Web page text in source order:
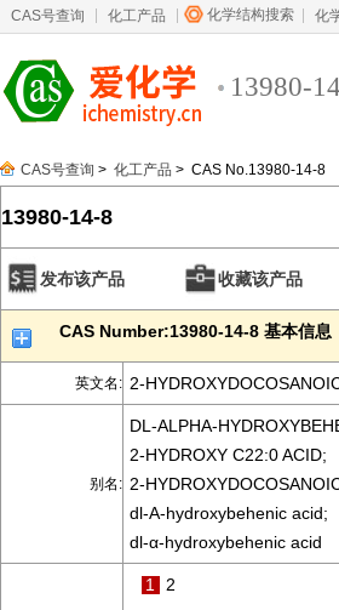
CAS号查询 化工产品 化学结构搜索 化
13980-
CAS号查询 > 化工产品 > CAS No.13980-14-8
13980-14-8
发布该产品 收藏该产品
CAS Number:13980-14-8 基本信息
英文名: 2-
别名:
DL-ALPHA-
2-HYDROXY C22:0 ACID;
2-
dl-A-hydroxybehenic acid;
dl-α-hydroxybehenic acid
1 2